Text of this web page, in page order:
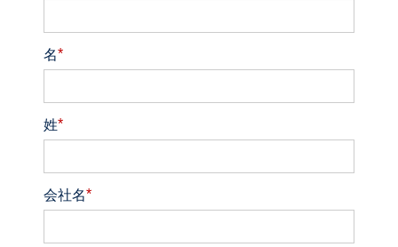
*
名
*
姓
*
会社名